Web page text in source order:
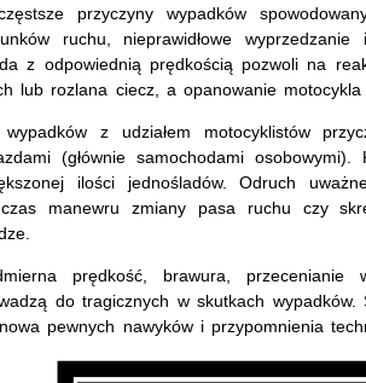
przyczyny wypadków
ruchu, nieprawidłowe
z odpowiednią prędkością pozwoli na
lub rozlana ciecz, a opanowanie
z udziałem motocyklistów
(głównie samochodami
ilości jednośladów. Odruch
manewru zmiany pasa ruchu czy
prędkość, brawura,
do tragicznych w skutkach
pewnych nawyków i przypomnienia